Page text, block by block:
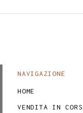
NAVIGAZIONE
HOME
VENDITA IN